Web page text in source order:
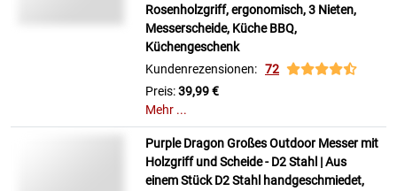
Rosenholzgriff, ergonomisch, 3 Nieten,
Messerscheide, Küche BBQ,
Küchengeschenk
Kundenrezensionen: 72
Preis:39,99 €
Mehr ...
Purple Dragon Großes Outdoor Messer mit
Holzgriff und Scheide - D2 Stahl | Aus
einem Stück D2 Stahl handgeschmiedet,